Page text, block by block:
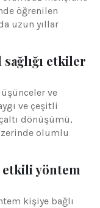
öğrenilen
uzun yıllar
etkiler
ve
ve çeşitli
dönüşümü,
olumlu
etkili yöntem
kişiye bağlı